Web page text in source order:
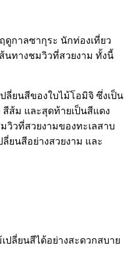
ดูกาลซากุระ นักท่องเที่ยว
นทางชมวิวที่สวยงาม ทั้งนี้
ลี่ยนสีของใบไม้โอมิจิ ซึ่งเป็น
ส้ม และสุดท้ายเป็นสีแดง
วิวที่สวยงามของทะเลสาบ
ยนสีอย่างสวยงาม และ
ปลี่ยนสีได้อย่างสะดวกสบาย